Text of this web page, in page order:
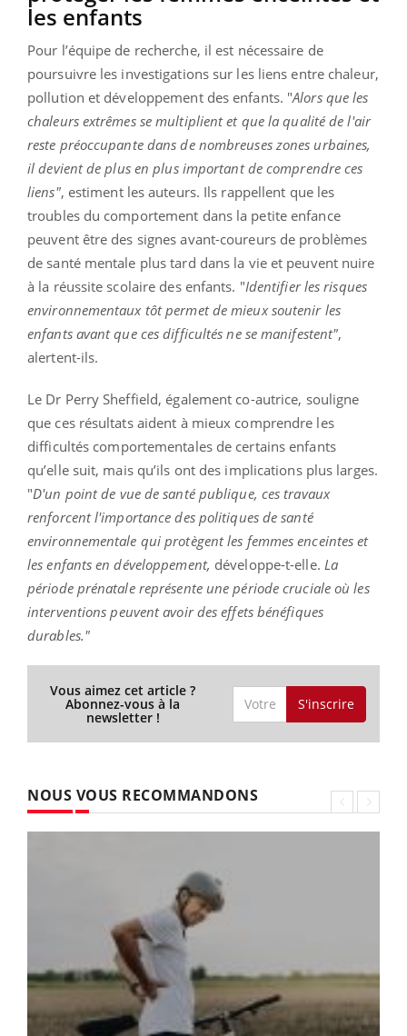
les enfants
Pour l’équipe de recherche, il est nécessaire de
poursuivre les investigations sur les liens entre chaleur,
pollution et développement des enfants. "Alors que les
chaleurs extrêmes se multiplient et que la qualité de l'air
reste préoccupante dans de nombreuses zones urbaines,
il devient de plus en plus important de comprendre ces
liens", estiment les auteurs. Ils rappellent que les
troubles du comportement dans la petite enfance
peuvent être des signes avant-coureurs de problèmes
de santé mentale plus tard dans la vie et peuvent nuire
à la réussite scolaire des enfants. "Identifier les risques
environnementaux tôt permet de mieux soutenir les
enfants avant que ces difficultés ne se manifestent",
alertent-ils.
Le Dr Perry Sheffield, également co-autrice, souligne
que ces résultats aident à mieux comprendre les
difficultés comportementales de certains enfants
qu’elle suit, mais qu’ils ont des implications plus larges.
"D'un point de vue de santé publique, ces travaux
renforcent l'importance des politiques de santé
environnementale qui protègent les femmes enceintes et
les enfants en développement, développe-t-elle. La
période prénatale représente une période cruciale où les
interventions peuvent avoir des effets bénéfiques
durables."
Vous aimez cet article ?
Abonnez-vous à la
newsletter !
S'inscrire
NOUS VOUS RECOMMANDONS